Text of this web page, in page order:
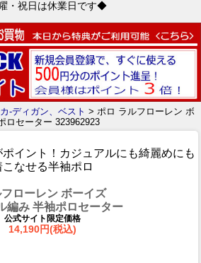
・祝日は休業日です◆
-ディガン、ベスト > ポロ ラルフローレン ボ
ロセーター 323962923
ポイント！カジュアルにも綺麗めにも
こなせる半袖ポロ
ローレン ボーイズ
編み 半袖ポロセーター
公式サイト限定価格
14,190円(税込)